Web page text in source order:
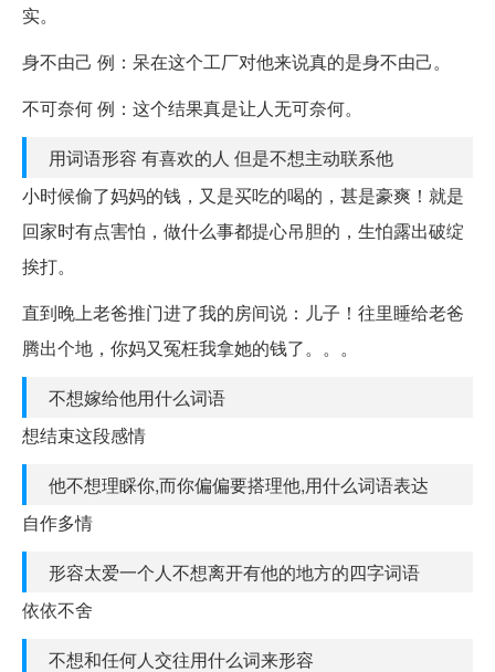
实。
身不由己 例：呆在这个工厂对他来说真的是身不由己。
不可奈何 例：这个结果真是让人无可奈何。
用词语形容 有喜欢的人 但是不想主动联系他
小时候偷了妈妈的钱，又是买吃的喝的，甚是豪爽！就是
回家时有点害怕，做什么事都提心吊胆的，生怕露出破绽
挨打。
直到晚上老爸推门进了我的房间说：儿子！往里睡给老爸
腾出个地，你妈又冤枉我拿她的钱了。。。
不想嫁给他用什么词语
想结束这段感情
他不想理睬你,而你偏偏要搭理他,用什么词语表达
自作多情
形容太爱一个人不想离开有他的地方的四字词语
依依不舍
不想和任何人交往用什么词来形容